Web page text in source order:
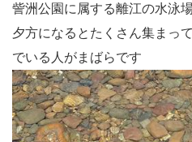
訾洲公園に属する離江の水泳
夕方になるとたくさん集まっ
でいる人がまばらです